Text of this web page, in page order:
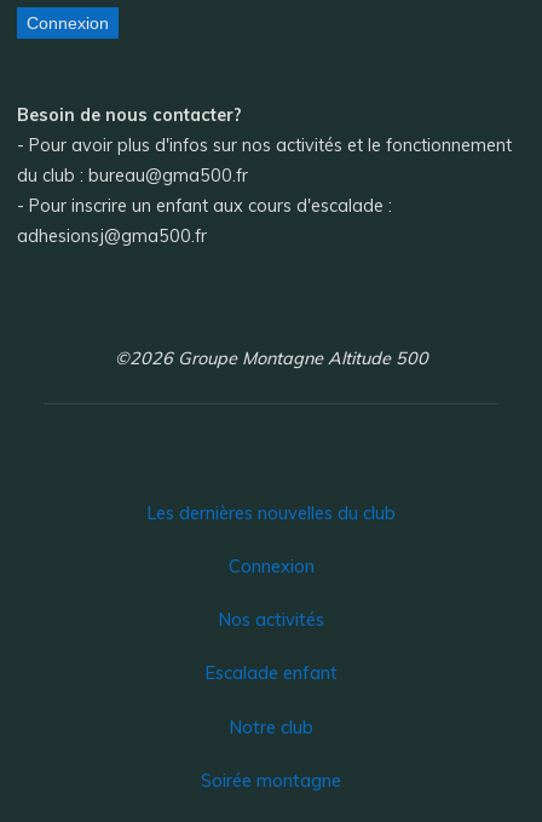
Connexion
Besoin de nous contacter?
- Pour avoir plus d'infos sur nos activités et le fonctionnement
du club : bureau@gma500.fr
- Pour inscrire un enfant aux cours d'escalade :
adhesionsj@gma500.fr
©2026 Groupe Montagne Altitude 500
Les dernières nouvelles du club
Connexion
Nos activités
Escalade enfant
Notre club
Soirée montagne